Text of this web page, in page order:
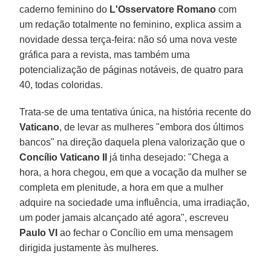
caderno feminino do L'Osservatore Romano com
um redação totalmente no feminino, explica assim a
novidade dessa terça-feira: não só uma nova veste
gráfica para a revista, mas também uma
potencialização de páginas notáveis, de quatro para
40, todas coloridas.
Trata-se de uma tentativa única, na história recente do
Vaticano, de levar as mulheres "embora dos últimos
bancos" na direção daquela plena valorização que o
Concílio Vaticano II
já tinha desejado: "Chega a
hora, a hora chegou, em que a vocação da mulher se
completa em plenitude, a hora em que a mulher
adquire na sociedade uma influência, uma irradiação,
um poder jamais alcançado até agora", escreveu
Paulo VI ao fechar o Concílio em uma mensagem
dirigida justamente às mulheres.